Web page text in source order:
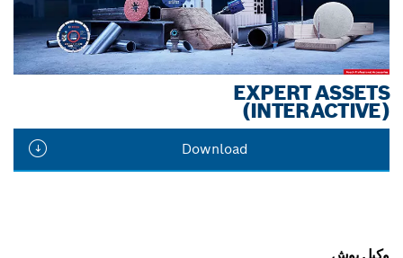
EXPERT ASSETS
(INTERACTIVE)
Download